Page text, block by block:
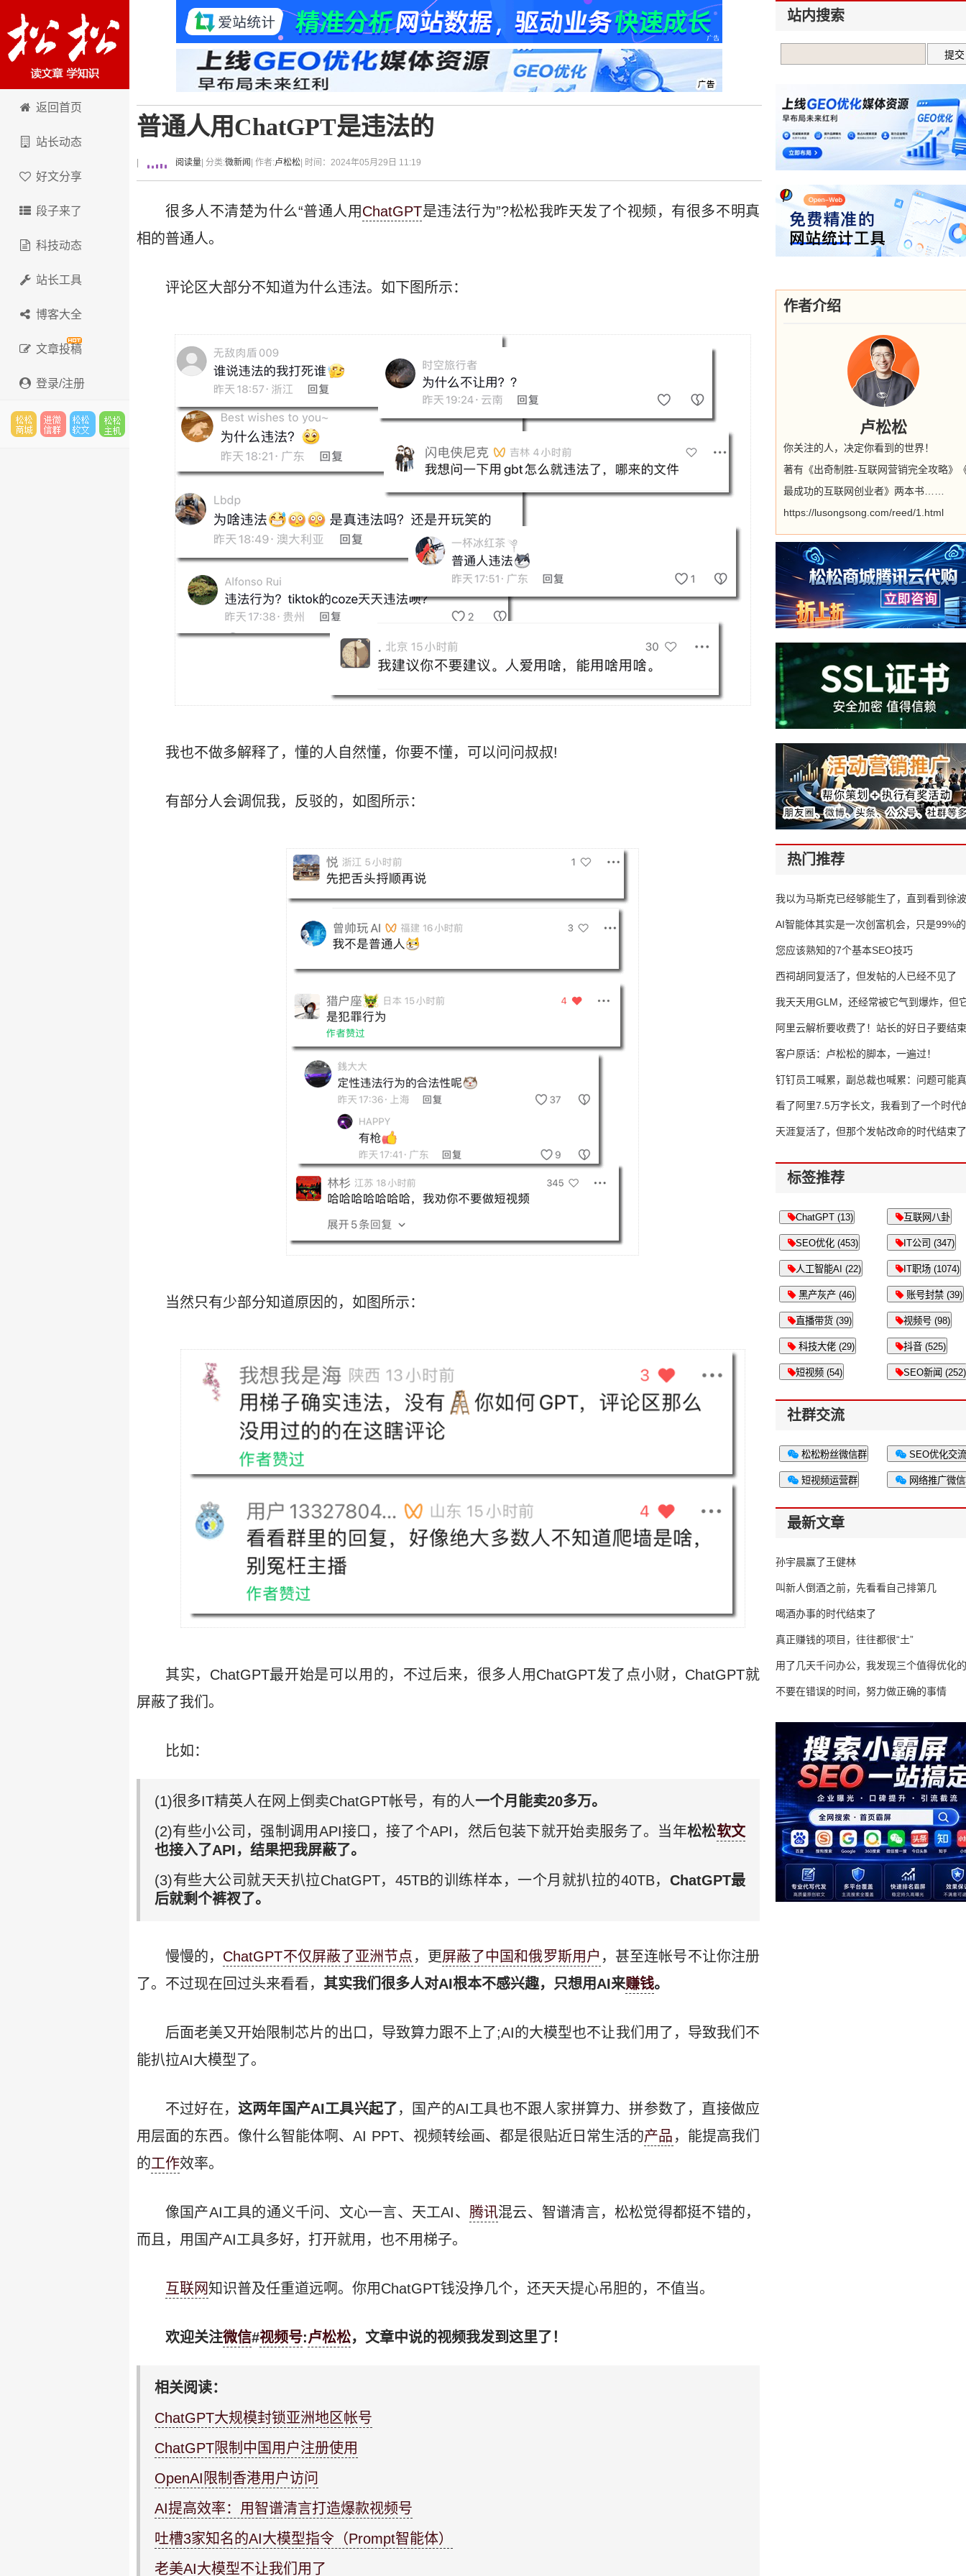
卢松松博客
返回首页
站长动态
好文分享
段子来了
科技动态
站长工具
博客大全
文章投稿
登录/注册
普通人用ChatGPT是违法的
阅读量 | 分类:微新闻 | 作者:卢松松 | 时间：2024年05月29日 11:19
很多人不清楚为什么“普通人用ChatGPT是违法行为”?松松我昨天发了个视频，有很多不明真
相的普通人。
评论区大部分不知道为什么违法。如下图所示：
我也不做多解释了，懂的人自然懂，你要不懂，可以问问叔叔!
有部分人会调侃我，反驳的，如图所示：
当然只有少部分知道原因的，如图所示：
其实，ChatGPT最开始是可以用的，不过后来，很多人用ChatGPT发了点小财，ChatGPT就
屏蔽了我们。
比如：
(1)很多IT精英人在网上倒卖ChatGPT帐号，有的人一个月能卖20多万。
(2)有些小公司，强制调用API接口，接了个API，然后包装下就开始卖服务了。当年松松软文
也接入了API，结果把我屏蔽了。
(3)有些大公司就天天扒拉ChatGPT，45TB的训练样本，一个月就扒拉的40TB， ChatGPT最
后就剩个裤衩了。
慢慢的， ChatGPT不仅屏蔽了亚洲节点 ，更屏蔽了中国和俄罗斯用户 ，甚至连帐号不让你注册
了。不过现在回过头来看看， 其实我们很多人对AI根本不感兴趣，只想用AI来赚钱。
后面老美又开始限制芯片的出口，导致算力跟不上了;AI的大模型也不让我们用了，导致我们不
能扒拉AI大模型了。
不过好在， 这两年国产AI工具兴起了 ，国产的AI工具也不跟人家拼算力、拼参数了，直接做应
用层面的东西。像什么智能体啊、AI PPT、视频转绘画、都是很贴近日常生活的产品 ，能提高我们
的工作效率。
像国产AI工具的通义千问、文心一言、天工AI、 腾讯混云、智谱清言，松松觉得都挺不错的，
而且，用国产AI工具多好，打开就用，也不用梯子。
互联网 知识普及任重道远啊。你用ChatGPT钱没挣几个，还天天提心吊胆的，不值当。
欢迎关注微信#视频号:卢松松，文章中说的视频我发到这里了！
相关阅读：
ChatGPT大规模封锁亚洲地区帐号
ChatGPT限制中国用户注册使用
OpenAI限制香港用户访问
AI提高效率：用智谱清言打造爆款视频号
吐槽3家知名的AI大模型指令（Prompt智能体）
老美AI大模型不让我们用了
站内搜索
作者介绍
卢松松
你关注的人，决定你看到的世界！
著有《出奇制胜-互联网营销完全攻略》
最成功的互联网创业者》两本书……
https://lusongsong.com/reed/1.html
热门推荐
我以为马斯克已经够能生了，直到看到
AI智能体其实是一次创富机会，只是99%
错过了
您应该熟知的7个基本SEO技巧
西祠胡同复活了，但发帖的人已经不见了
我天天用GLM，还经常被它气到爆炸，但
16万亿
阿里云解析要收费了！站长的好日子要结
客户原话：卢松松的脚本，一遍过！
钉钉员工喊累，副总裁也喊累：问题可能
了
看了阿里7.5万字长文，我看到了一个时代
天涯复活了，但那个发帖改命的时代结束了
标签推荐
ChatGPT (13) 互联网八卦
SEO优化 (453) IT公司 (347)
人工智能AI (22) IT职场 (1074)
黑产灰产 (46) 账号封禁 (39)
直播带货 (39) 视频号 (98)
科技大佬 (29) 抖音 (525)
短视频 (54) SEO新闻 (252)
社群交流
松松粉丝微信群 SEO优化交
短视频运营群 网络推广微
最新文章
孙宇晨赢了王健林
叫新人倒酒之前，先看看自己排第几
喝酒办事的时代结束了
真正赚钱的项目，往往都很“土”
用了几天千问办公，我发现三个值得优化
不要在错误的时间，努力做正确的事情